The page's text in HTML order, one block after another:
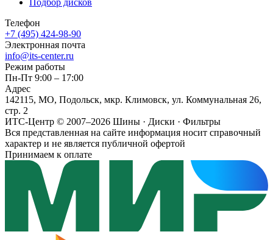
Телефон
+7 (495) 424-98-90
Электронная почта
info@its-center.ru
Режим работы
Пн-Пт 9:00 – 17:00
Адрес
142115, МО, Подольск, мкр. Климовск, ул. Коммунальная 26,
стр. 2
ИТС-Центр © 2007–2026 Шины · Диски · Фильтры
Вся представленная на сайте информация носит справочный
характер и не является публичной офертой
Принимаем к оплате